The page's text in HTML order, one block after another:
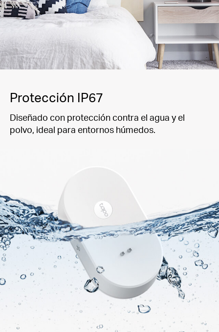
Protección IP67
Diseñado con protección contra el agua y el
polvo, ideal para entornos húmedos.